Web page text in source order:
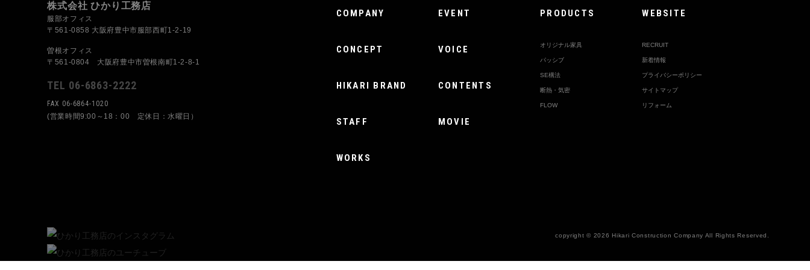
株式会社 ひかり工務店
服部オフィス
〒561-0858 大阪府豊中市服部西町1-2-19
曽根オフィス
〒561-0804 大阪府豊中市曽根南町1-2-8-1
TEL 06-6863-2222
FAX 06-6864-1020
(営業時間9:00～18：00 定休日：水曜日）
COMPANY
CONCEPT
HIKARI BRAND
STAFF
WORKS
EVENT
VOICE
CONTENTS
MOVIE
PRODUCTS
オリジナル家具
パッシブ
SE構法
断熱・気密
FLOW
WEBSITE
RECRUIT
新着情報
プライバシーポリシー
サイトマップ
リフォーム
copyright © 2026 Hikari Construction Company All Rights Reserved.